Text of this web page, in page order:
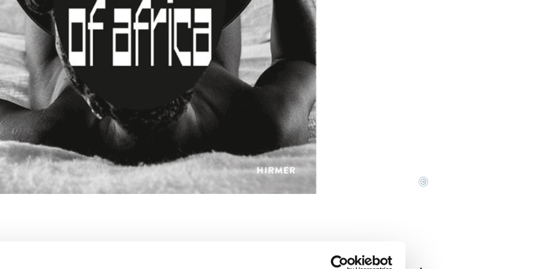
Muholi
©
der Erzhalle des Weltkulturerbes Völklinger Hütte diskutieren der Kurator der